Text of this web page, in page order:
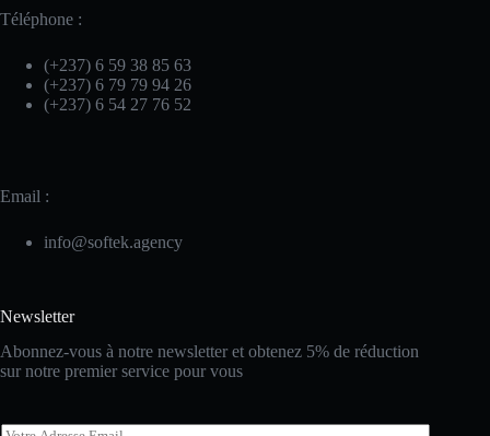
Téléphone :
(+237) 6 59 38 85 63
(+237) 6 79 79 94 26
(+237) 6 54 27 76 52
Email :
info@softek.agency
Newsletter
Abonnez-vous à notre newsletter et obtenez 5% de réduction
sur notre premier service pour vous
E